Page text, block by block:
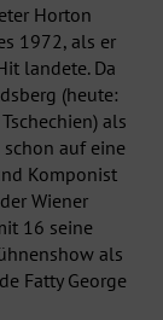
Horton
1972, als er
landete. Da
(heute:
als
auf eine
Komponist
Wiener
16 seine
als
Fatty George